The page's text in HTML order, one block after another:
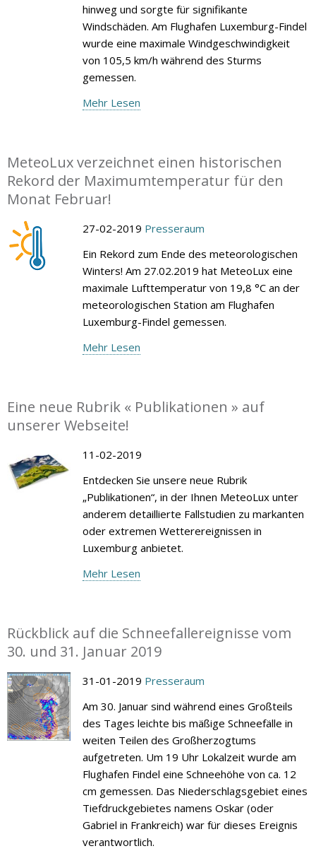
hinweg und sorgte für signifikante
Windschäden. Am Flughafen Luxemburg-Findel
wurde eine maximale Windgeschwindigkeit
von 105,5 km/h während des Sturms
gemessen.
Mehr Lesen
MeteoLux verzeichnet einen historischen
Rekord der Maximumtemperatur für den
Monat Februar!
27-02-2019 Presseraum
Ein Rekord zum Ende des meteorologischen
Winters! Am 27.02.2019 hat MeteoLux eine
maximale Lufttemperatur von 19,8 °C an der
meteorologischen Station am Flughafen
Luxemburg-Findel gemessen.
Mehr Lesen
Eine neue Rubrik « Publikationen » auf
unserer Webseite!
11-02-2019
Entdecken Sie unsere neue Rubrik
„Publikationen“, in der Ihnen MeteoLux unter
anderem detaillierte Fallstudien zu markanten
oder extremen Wetterereignissen in
Luxemburg anbietet.
Mehr Lesen
Rückblick auf die Schneefallereignisse vom
30. und 31. Januar 2019
31-01-2019 Presseraum
Am 30. Januar sind während eines Großteils
des Tages leichte bis mäßige Schneefälle in
weiten Teilen des Großherzogtums
aufgetreten. Um 19 Uhr Lokalzeit wurde am
Flughafen Findel eine Schneehöhe von ca. 12
cm gemessen. Das Niederschlagsgebiet eines
Tiefdruckgebietes namens Oskar (oder
Gabriel in Frankreich) war für dieses Ereignis
verantwortlich.